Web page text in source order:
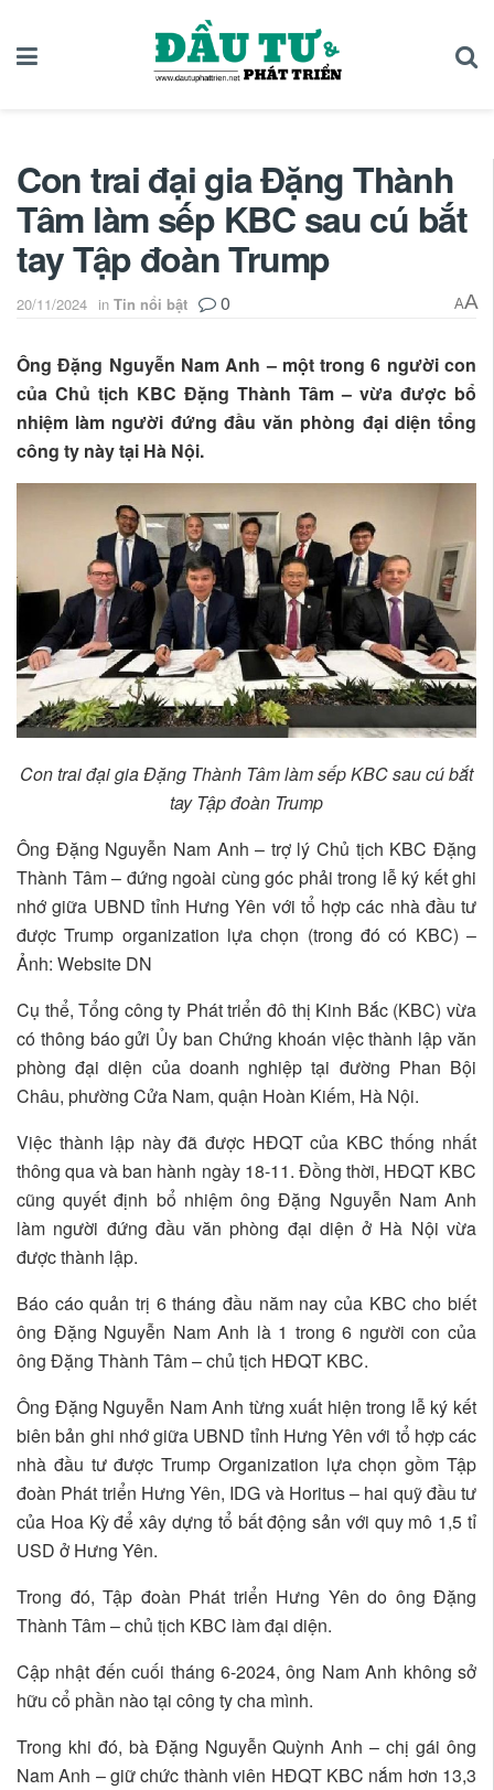
Con trai đại gia Đặng Thành
Tâm làm sếp KBC sau cú bắt
tay Tập đoàn Trump
20/11/2024 in Tin nổi bật 0 AA
Ông Đặng Nguyễn Nam Anh – một trong 6 người con
của Chủ tịch KBC Đặng Thành Tâm – vừa được bổ
nhiệm làm người đứng đầu văn phòng đại diện tổng
công ty này tại Hà Nội.
Con trai đại gia Đặng Thành Tâm làm sếp KBC sau cú bắt
tay Tập đoàn Trump
Ông Đặng Nguyễn Nam Anh – trợ lý Chủ tịch KBC Đặng
Thành Tâm – đứng ngoài cùng góc phải trong lễ ký kết ghi
nhớ giữa UBND tỉnh Hưng Yên với tổ hợp các nhà đầu tư
được Trump organization lựa chọn (trong đó có KBC) –
Ảnh: Website DN
Cụ thể, Tổng công ty Phát triển đô thị Kinh Bắc (KBC) vừa
có thông báo gửi Ủy ban Chứng khoán việc thành lập văn
phòng đại diện của doanh nghiệp tại đường Phan Bội
Châu, phường Cửa Nam, quận Hoàn Kiếm, Hà Nội.
Việc thành lập này đã được HĐQT của KBC thống nhất
thông qua và ban hành ngày 18-11. Đồng thời, HĐQT KBC
cũng quyết định bổ nhiệm ông Đặng Nguyễn Nam Anh
làm người đứng đầu văn phòng đại diện ở Hà Nội vừa
được thành lập.
Báo cáo quản trị 6 tháng đầu năm nay của KBC cho biết
ông Đặng Nguyễn Nam Anh là 1 trong 6 người con của
ông Đặng Thành Tâm – chủ tịch HĐQT KBC.
Ông Đặng Nguyễn Nam Anh từng xuất hiện trong lễ ký kết
biên bản ghi nhớ giữa UBND tỉnh Hưng Yên với tổ hợp các
nhà đầu tư được Trump Organization lựa chọn gồm Tập
đoàn Phát triển Hưng Yên, IDG và Horitus – hai quỹ đầu tư
của Hoa Kỳ để xây dựng tổ bất động sản với quy mô 1,5 tỉ
USD ở Hưng Yên.
Trong đó, Tập đoàn Phát triển Hưng Yên do ông Đặng
Thành Tâm – chủ tịch KBC làm đại diện.
Cập nhật đến cuối tháng 6-2024, ông Nam Anh không sở
hữu cổ phần nào tại công ty cha mình.
Trong khi đó, bà Đặng Nguyễn Quỳnh Anh – chị gái ông
Nam Anh – giữ chức thành viên HĐQT KBC nắm hơn 13,3